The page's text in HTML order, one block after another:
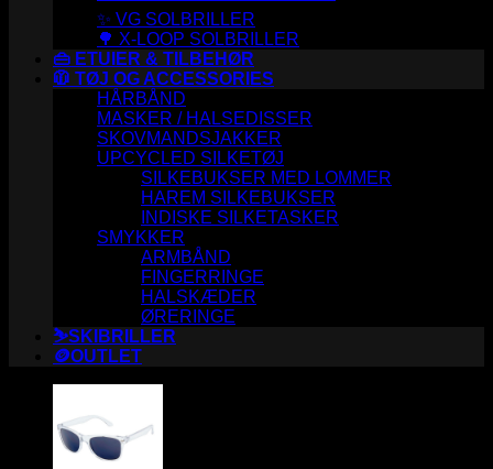
✨ VG SOLBRILLER
🌳 X-LOOP SOLBRILLER
👜 ETUIER & TILBEHØR
🧥 TØJ OG ACCESSORIES
HÅRBÅND
MASKER / HALSEDISSER
SKOVMANDSJAKKER
UPCYCLED SILKETØJ
SILKEBUKSER MED LOMMER
HAREM SILKEBUKSER
INDISKE SILKETASKER
SMYKKER
ARMBÅND
FINGERRINGE
HALSKÆDER
ØRERINGE
⛷️SKIBRILLER
🪙OUTLET